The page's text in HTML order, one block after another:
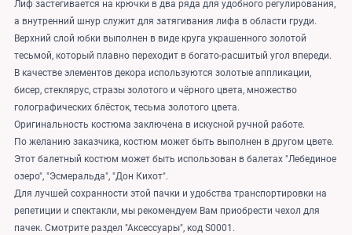
Лиф застегивается на крючки в два ряда для удобного регулирования,
а внутренний шнур служит для затягивания лифа в области груди.
Верхний слой юбки выполнен в виде круга украшенного золотой
тесьмой, который плавно переходит в богато-расшитый угол впереди.
В качестве элементов декора используются золотые аппликации,
бисер, стеклярус, стразы золотого и чёрного цвета, множество
голографических блёсток, тесьма золотого цвета.
Оригинальность костюма заключена в искусной ручной работе.
По желанию заказчика, костюм может быть выполнен в другом цвете.
Этот балетный костюм может быть использован в балетах "Лебединое
озеро", "Эсмеральда", "Дон Кихот".
Для лучшей сохранности этой пачки и удобства транспортировки на
репетиции и спектакли, мы рекомендуем Вам приобрести чехол для
пачек. Смотрите раздел "Аксессуары", код S0001.